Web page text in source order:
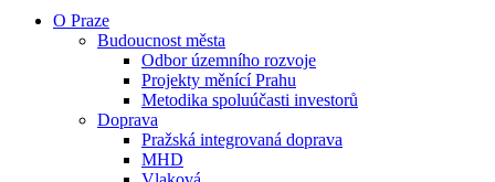
O Praze
Budoucnost města
Odbor územního rozvoje
Projekty měnící Prahu
Metodika spoluúčasti investorů
Doprava
Pražská integrovaná doprava
MHD